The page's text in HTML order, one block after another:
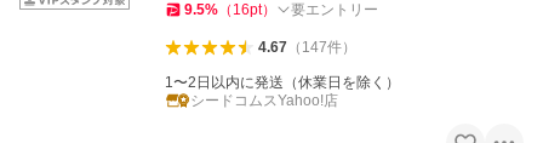
9.5% （ 16pt） 要エントリー
4.67（ 147件）
1〜2日以内に発送（休業日を除く）
シードコムスYahoo!店